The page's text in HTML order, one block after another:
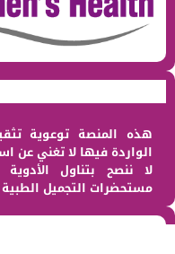
هذه المنصة توعوية
الواردة فيها لا تغني عن
لا ننصح بتناول
مستحضرات التجميل